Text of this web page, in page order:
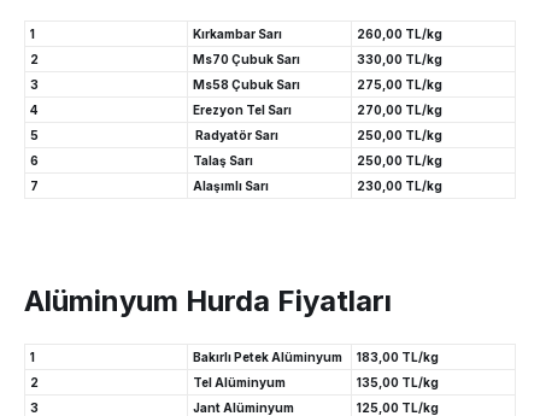
1 Kırkambar Sarı
260,00 TL/kg
2
Ms70 Çubuk Sarı
330,00 TL/kg
3
Ms58 Çubuk Sarı
275,00 TL/kg
4
Erezyon Tel Sarı
270,00 TL/kg
5
Radyatör Sarı
250,00 TL/kg
6
Talaş Sarı
250,00 TL/kg
7
Alaşımlı Sarı 230,00 TL/kg
Alüminyum Hurda Fiyatları
1 Bakırlı Petek Alüminyum
183,00 TL/kg
2
Tel Alüminyum
135,00 TL/kg
3
Jant Alüminyum
125,00 TL/kg